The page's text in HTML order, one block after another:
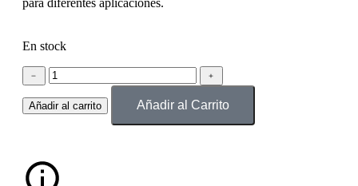
En stock
﹣ ﹢
Añadir al carrito Añadir al Carrito